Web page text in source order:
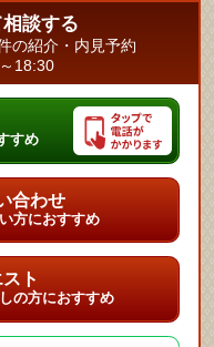
談する
の紹介・内見予約
18:30
すめ
合わせ
方におすすめ
ト
の方におすすめ